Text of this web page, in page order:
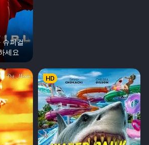
슈퍼걸
세요
HD